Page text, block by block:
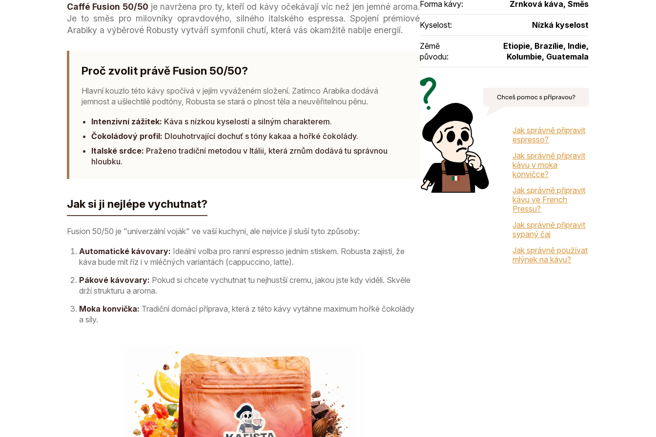
Caffé Fusion 50/50 je navržena pro ty, kteří od kávy očekávají víc než jen jemné aroma.
Je to směs pro milovníky opravdového, silného italského espressa. Spojení prémiové
Arabiky a výběrové Robusty vytváří symfonii chutí, která vás okamžitě nabije energií.
Proč zvolit právě Fusion 50/50?
Hlavní kouzlo této kávy spočívá v jejím vyváženém složení. Zatímco Arabika dodává
jemnost a ušlechtilé podtóny, Robusta se stará o plnost těla a neuvěřitelnou pěnu.
Intenzivní zážitek: Káva s nízkou kyselostí a silným charakterem.
Čokoládový profil: Dlouhotrvající dochuť s tóny kakaa a hořké čokolády.
Italské srdce: Praženo tradiční metodou v Itálii, která zrnům dodává tu správnou
hloubku.
Jak si ji nejlépe vychutnat?
Fusion 50/50 je "univerzální voják" ve vaší kuchyni, ale nejvíce jí sluší tyto způsoby:
Automatické kávovary: Ideální volba pro ranní espresso jedním stiskem. Robusta zajistí, že
káva bude mít říz i v mléčných variantách (cappuccino, latte).
Pákové kávovary: Pokud si chcete vychutnat tu nejhustší cremu, jakou jste kdy viděli. Skvěle
drží strukturu a aroma.
Moka konvička: Tradiční domácí příprava, která z této kávy vytáhne maximum hořké čokolády
a síly.
Forma kávy: Zrnková káva, Směs
Kyselost: Nízká kyselost
Zěmě
původu:
Etiopie, Brazílie, Indie,
Kolumbie, Guatemala
Jak správně připravit
espresso?
Jak správně připravit
kávu v moka
konvičce?
Jak správně připravit
kávu ve French
Pressu?
Jak správně připravit
sypaný čaj
Jak správně používat
mlýnek na kávu?